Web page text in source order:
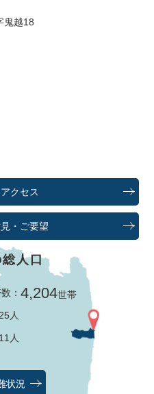
鬼越18
クセス
・ご要望
総人口
：4,204世帯
人
人
状況